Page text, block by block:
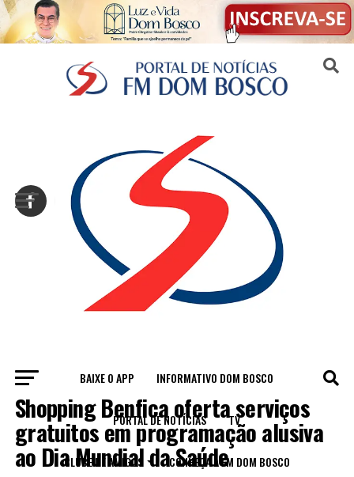
BAIXE O APP INFORMATIVO DOM BOSCO
PORTAL DE NOTÍCIAS TV
CLUBE DE AMIGOS CONHEÇA A FM DOM BOSCO
LEGADO
Shopping Benfica oferta serviços
gratuitos em programação alusiva
ao Dia Mundial da Saúde
Sair da versão mobile